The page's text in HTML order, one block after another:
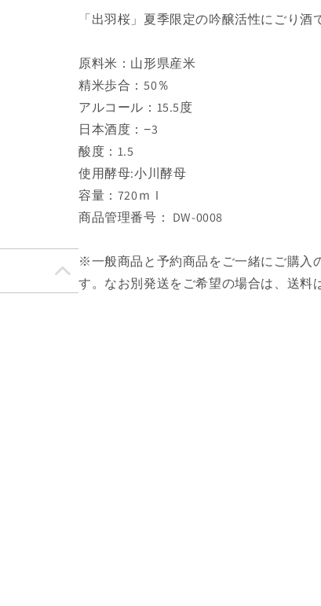
「出羽桜」夏季限定の吟醸活性にごり酒
原料米：山形県産米
精米歩合：50％
アルコール：15.5度
日本酒度：−3
酸度：1.5
使用酵母:小川酵母
容量：720ｍｌ
商品管理番号： DW-0008
※一般商品と予約商品をご一緒にご購入
す。なお別発送をご希望の場合は、送料